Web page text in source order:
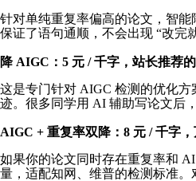
针对单纯重复率偏高的论文，智
保证了语句通顺，不会出现 “改完
降 AIGC：5 元 / 千字，站长推荐
这是专门针对 AIGC 检测的优化
迹。很多同学用 AI 辅助写论文后
AIGC + 重复率双降：8 元 / 千字
如果你的论文同时存在重复率和
量，适配知网、维普的检测标准